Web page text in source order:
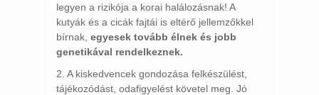
legyen a rizikója a korai halálozásnak! A
kutyák és a cicák fajtái is eltérő jellemzőkkel
bírnak, egyesek tovább élnek és jobb
genetikával rendelkeznek.
2. A kiskedvencek gondozása felkészülést,
tájékozódást, odafigyelést követel meg. Jó